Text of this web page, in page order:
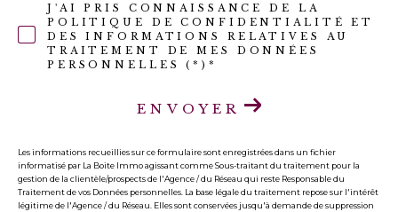
J'AI PRIS CONNAISSANCE DE LA
POLITIQUE DE CONFIDENTIALITÉ ET
DES INFORMATIONS RELATIVES AU
TRAITEMENT DE MES DONNÉES
PERSONNELLES (*)*
ENVOYER
Les informations recueillies sur ce formulaire sont enregistrées dans un fichier
informatisé par La Boite Immo agissant comme Sous-traitant du traitement pour la
gestion de la clientèle/prospects de l'Agence / du Réseau qui reste Responsable du
Traitement de vos Données personnelles. La base légale du traitement repose sur l'intérêt
légitime de l'Agence / du Réseau. Elles sont conservées jusqu'à demande de suppression